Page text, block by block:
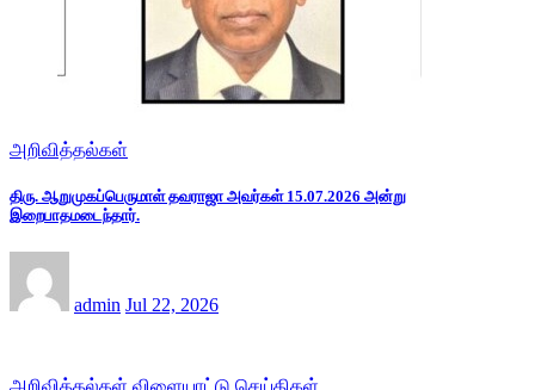
அறிவித்தல்கள்
திரு. ஆறுமுகப்பெருமாள் தவராஜா அவர்கள் 15.07.2026 அன்று
இறைபாதமடைந்தார்.
admin Jul 22, 2026
அறிவித்தல்கள் விளையாட்டு செய்திகள்